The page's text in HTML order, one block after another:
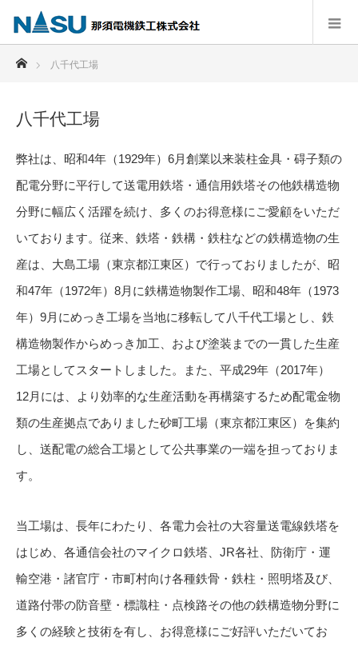
八千代工場
八千代工場
弊社は、昭和4年（1929年）6月創業以来装柱金具・碍子類の
配電分野に平行して送電用鉄塔・通信用鉄塔その他鉄構造物
分野に幅広く活躍を続け、多くのお得意様にご愛顧をいただ
いております。従来、鉄塔・鉄構・鉄柱などの鉄構造物の生
産は、大島工場（東京都江東区）で行っておりましたが、昭
和47年（1972年）8月に鉄構造物製作工場、昭和48年（1973
年）9月にめっき工場を当地に移転して八千代工場とし、鉄
構造物製作からめっき加工、および塗装までの一貫した生産
工場としてスタートしました。また、平成29年（2017年）
12月には、より効率的な生産活動を再構築するため配電金物
類の生産拠点でありました砂町工場（東京都江東区）を集約
し、送配電の総合工場として公共事業の一端を担っておりま
す。
当工場は、長年にわたり、各電力会社の大容量送電線鉄塔を
はじめ、各通信会社のマイクロ鉄塔、JR各社、防衛庁・運
輸空港・諸官庁・市町村向け各種鉄骨・鉄柱・照明塔及び、
道路付帯の防音壁・標識柱・点検路その他の鉄構造物分野に
多くの経験と技術を有し、お得意様にご好評いただいてお